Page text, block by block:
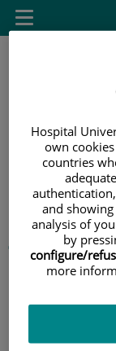
Saltar al contenido
Saltar
área
Toggle
navigation
INICIO|
FORMACIÓN
TRÁMITES
Trámites
páginas)
Hospital
own
countries
and
analysis of
by
configure/
more